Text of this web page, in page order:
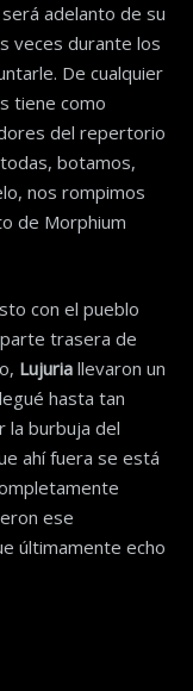
adelanto de su
veces durante los
De cualquier
tiene como
del repertorio
botamos,
nos rompimos
de Morphium
con el pueblo
trasera de
Lujuriallevaron un
hasta tan
la burbuja del
ahí fuera se está
ese
últimamente echo